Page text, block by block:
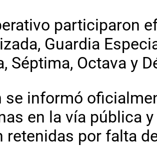
participaron
Guardia
Séptima, Octava y
se informó
en la vía pública
retenidas por falta